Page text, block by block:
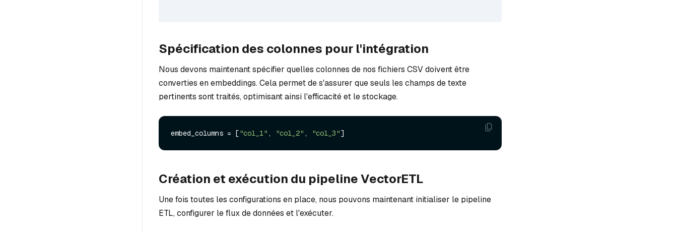
Spécification des colonnes pour l'intégration
Nous devons maintenant spécifier quelles colonnes de nos fichiers CSV doivent être
converties en embeddings. Cela permet de s'assurer que seuls les champs de texte
pertinents sont traités, optimisant ainsi l'efficacité et le stockage.
embed_columns = ["col_1" , "col_2" , "col_3"
Création et exécution du pipeline VectorETL
Une fois toutes les configurations en place, nous pouvons maintenant initialiser le pipeline
ETL, configurer le flux de données et l'exécuter.